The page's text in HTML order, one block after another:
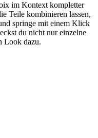
im Kontext kompletter
Teile kombinieren lassen,
springe mit einem Klick
du nicht nur einzelne
Look dazu.